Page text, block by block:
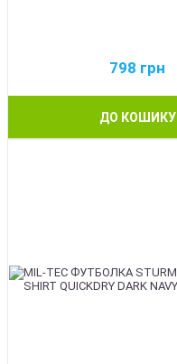
798 грн
ДО КОШИКУ